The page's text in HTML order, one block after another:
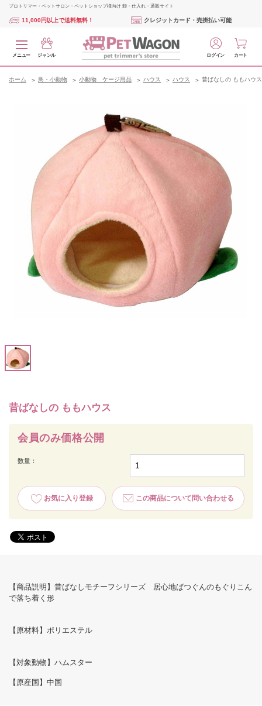
プロトリマー・ペットサロン・ペットショップ様向け 卸・仕入れ・通販サイト
11,000円以上で送料無料！ クレジットカード・売掛払い可能
メニュー ジャンル ログイン カート
ホーム 鳥・小動物 小動物 ケージ用品 ハウス ハウス 昔ばなしの ももハウス
昔ばなしの ももハウス
会員のみ価格公開
数量：
お気に入り登録 この商品について問い合わせる
【商品説明】昔ばなしモチーフシリーズ 居心地ばつぐんのもぐりこん
で落ち着く形
【原材料】ポリエステル
【対象動物】ハムスター
【原産国】中国